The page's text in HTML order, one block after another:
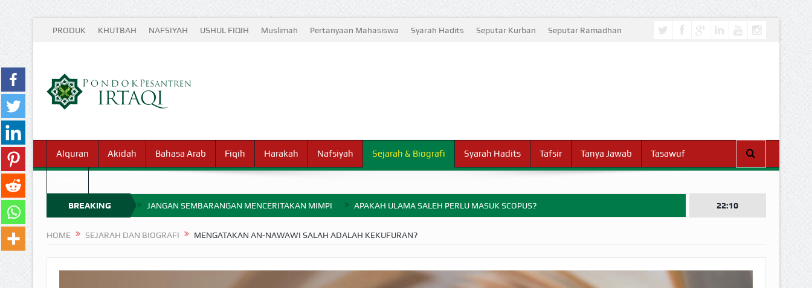
PRODUK KHUTBAH NAFSIYAH USHUL FIQIH Muslimah Pertanyaan Mahasiswa Syarah Hadits Seputar Kurban Seputar Ramadhan
Alquran Akidah Bahasa Arab Fiqih Harakah Nafsiyah Sejarah & Biografi Syarah Hadits Tafsir Tanya Jawab Tasawuf
BREAKING
NEWS
JANGAN SEMBARANGAN MENCERITAKAN MIMPI APAKAH ULAMA SALEH PERLU MASUK SCOPUS?
BAGAIMANA CARA MEMBAYAR ZAKAT UANG? UANG HARAM BISA MENJADI HALAL JIKA SEBAB KEPEMILIKANNYA BERUBAH
22:10
HOME SEJARAH DAN BIOGRAFI MENGATAKAN AN-NAWAWI SALAH ADALAH KEKUFURAN?